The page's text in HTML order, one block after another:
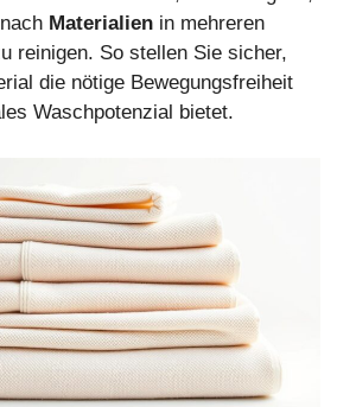
Materialien in mehreren
reinigen. So stellen Sie sicher,
die nötige Bewegungsfreiheit
Waschpotenzial bietet.